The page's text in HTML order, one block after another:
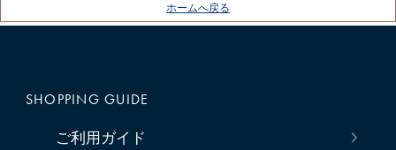
ホームへ戻る
SHOPPING GUIDE
ご利用ガイド